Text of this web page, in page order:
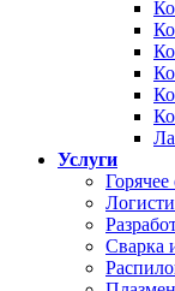
Услуги
Сварка